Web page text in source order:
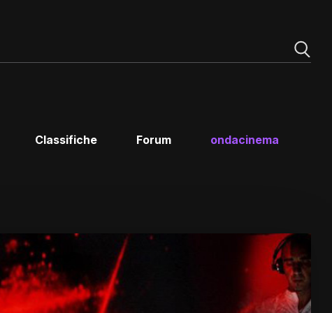
Classifiche Forum ondacinema